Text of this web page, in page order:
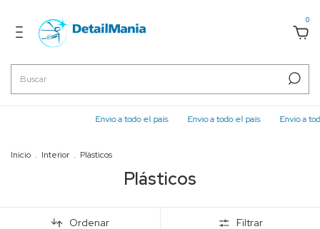
0
Envio a todo el país Envio a todo el país Envio a todo el
Inicio . Interior . Plásticos
Plásticos
Ordenar Filtrar